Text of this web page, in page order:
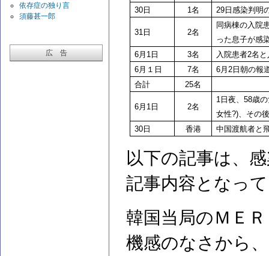
依存症の独り言
須藤甚一郎
広 告
30日 1名 29日感染判明
31日 2名
同病棟の入院
った息子が感
6月1日 3名
入院患者2名
6月１日 7名 6月2日朝の報
合計
25名
6月1日 2名
1日夜、58歳
女性?)、その
30日 香港 中国渡航者と
以下の記事は、
記事内容となっ
韓国当局のＭＥ
機感のなさから